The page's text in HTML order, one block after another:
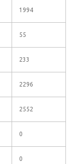
1994
55
233
2296
2552
0
0